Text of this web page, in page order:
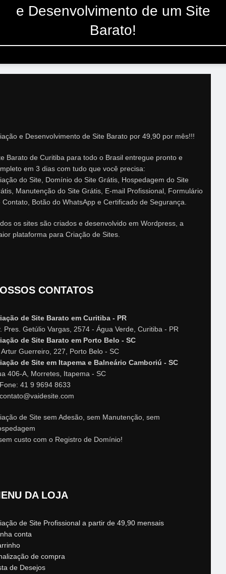
e Desenvolvimento de um Site
Barato!
e Desenvolvimento de Site Barato por 49,90 por mês!!!
Barato de Curitiba para todo o Brasil entregue pronto e
em 3 dias com tudo que você precisa:
do Site, Domínio do Site Grátis, Hospedagem do Site
Manutenção do Site Grátis, E-mail Profissional, Formulário
Contato, Botão do WhatsApp e Certificado de Segurança.
os sites são criados e desenvolvido em Wordpress, a
plataforma para Criação de Sites.
CONTATOS
de Site Barato em Curitiba - PR
Pres. Getúlio Vargas, 2574 - Água Verde, Curitiba - PR
de Site Barato em Porto Belo - SC
Artur Guerreiro, 227, Porto Belo - SC
de Site em Itapema e Balneário Camboriú - SC
406-A, Morretes, Itapema - SC
Fone: 41 9 9694 8633
contato@vaidesite.com
de Site sem Adesão, sem Manutenção, sem
custo com o Registro de Domínio!
DA LOJA
de Site Profissional a partir de 49,90 mensais
conta
de compra
de Desejos